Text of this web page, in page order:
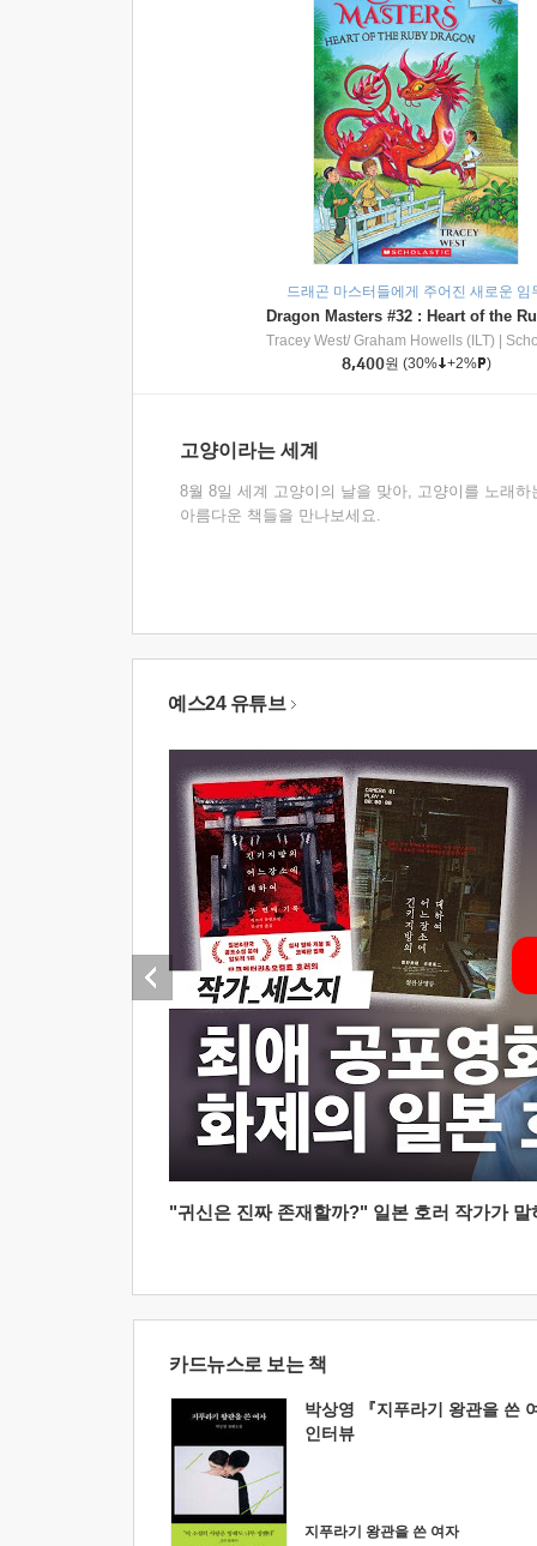
드래곤 마스터들에게 주어진 새로운 임
Tracey West/ Graham Howells (ILT)
8,400원 (30% +2% )
고양이라는 세계
8월 8일 세계 고양이의 날을 맞아, 고양이를 노래하
아름다운 책들을 만나보세요.
예스24 유튜브
"귀신은 진짜 존재할까?" 일본 호러 작가가
카드뉴스로 보는 책
박상영 『지푸라기 왕관을 쓴
인터뷰
지푸라기 왕관을 쓴 여자